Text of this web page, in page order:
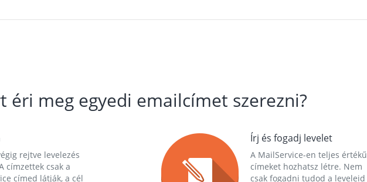
éri meg egyedi emailcímet szerezni?
rejtve levelezés
címzettek csak a
címed látják, a cél
Írj és fogadj levelet
A MailService-en teljes értékű
címeket hozhatsz létre. Nem
csak fogadni tudod a leveleid